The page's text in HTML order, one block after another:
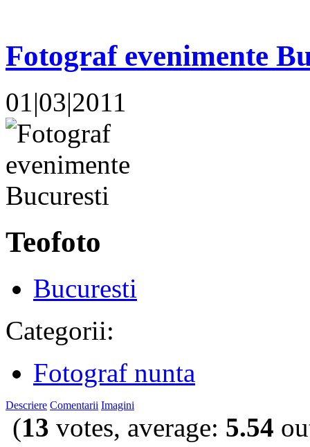
Fotograf evenimente
01|03|2011
Teofoto
Bucuresti
Categorii:
Fotograf nunta
Descriere Comentarii Imagini
(13 votes, average: 5.54